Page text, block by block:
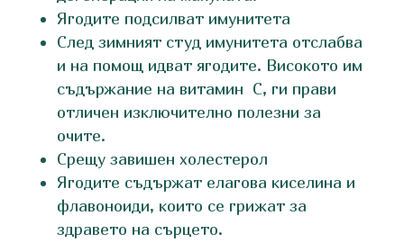
Ягодите подсилват имунитета
След зимният студ имунитета отслабва
и на помощ идват ягодите. Високото им
съдържание на витамин C, ги прави
отличен изключително полезни за
очите.
Срещу завишен холестерол
Ягодите съдържат елагова киселина и
флавоноиди, които се грижат за
здравето на сърцето.